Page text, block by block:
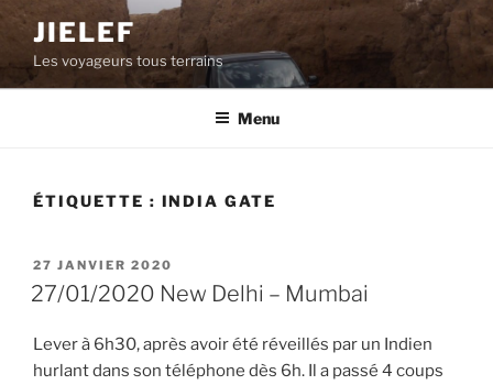
Aller
contenu
principal
JIELEF
Les voyageurs tous terrains
Menu
ÉTIQUETTE : INDIA GATE
PUBLIÉ
LE
27 JANVIER 2020
27/01/2020 New Delhi – Mumbai
Lever à 6h30, après avoir été réveillés par un Indien
hurlant dans son téléphone dès 6h. Il a passé 4 coups